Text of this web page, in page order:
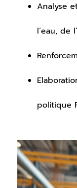
Analyse
l’eau, de
politique